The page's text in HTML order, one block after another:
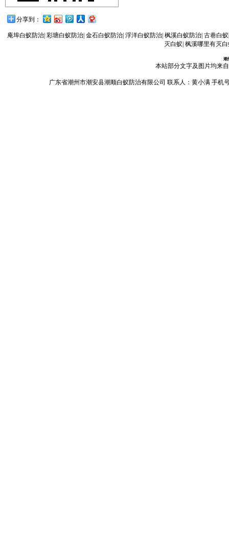
分享到：
庵埠白蚁防治| 彩塘白蚁防治| 金石白蚁防治| 浮洋白蚁防治| 枫溪白蚁防治| 古巷白
灭白蚁 枫溪哪里有灭白
潮
本站部分文字及图片均来
广东省潮州市潮安县潮顺白蚁防治有限公司 联系人：黄小满 手机